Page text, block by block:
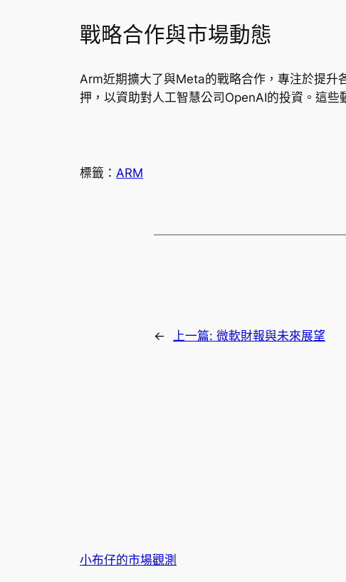
戰略合作與市場動態
Arm近期擴大了與Meta的戰略合作，專注於提升
押，以資助對人工智慧公司OpenAI的投資。這
標籤： ARM
← 上一篇: 微軟財報與未來展望
小布仔的市場觀測